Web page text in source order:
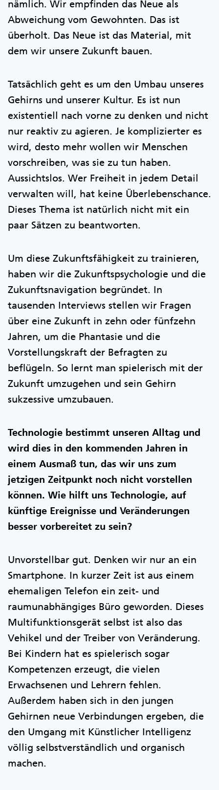
nämlich. Wir empfinden das Neue als
Abweichung vom Gewohnten. Das ist
überholt. Das Neue ist das Material, mit
dem wir unsere Zukunft bauen.
Tatsächlich geht es um den Umbau unseres
Gehirns und unserer Kultur. Es ist nun
existentiell nach vorne zu denken und nicht
nur reaktiv zu agieren. Je komplizierter es
wird, desto mehr wollen wir Menschen
vorschreiben, was sie zu tun haben.
Aussichtslos. Wer Freiheit in jedem Detail
verwalten will, hat keine Überlebenschance.
Dieses Thema ist natürlich nicht mit ein
paar Sätzen zu beantworten.
Um diese Zukunftsfähigkeit zu trainieren,
haben wir die Zukunftspsychologie und die
Zukunftsnavigation begründet. In
tausenden Interviews stellen wir Fragen
über eine Zukunft in zehn oder fünfzehn
Jahren, um die Phantasie und die
Vorstellungskraft der Befragten zu
beflügeln. So lernt man spielerisch mit der
Zukunft umzugehen und sein Gehirn
sukzessive umzubauen.
Technologie bestimmt unseren Alltag und
wird dies in den kommenden Jahren in
einem Ausmaß tun, das wir uns zum
jetzigen Zeitpunkt noch nicht vorstellen
können. Wie hilft uns Technologie, auf
künftige Ereignisse und Veränderungen
besser vorbereitet zu sein?
Unvorstellbar gut. Denken wir nur an ein
Smartphone. In kurzer Zeit ist aus einem
ehemaligen Telefon ein zeit- und
raumunabhängiges Büro geworden. Dieses
Multifunktionsgerät selbst ist also das
Vehikel und der Treiber von Veränderung.
Bei Kindern hat es spielerisch sogar
Kompetenzen erzeugt, die vielen
Erwachsenen und Lehrern fehlen.
Außerdem haben sich in den jungen
Gehirnen neue Verbindungen ergeben, die
den Umgang mit Künstlicher Intelligenz
völlig selbstverständlich und organisch
machen.